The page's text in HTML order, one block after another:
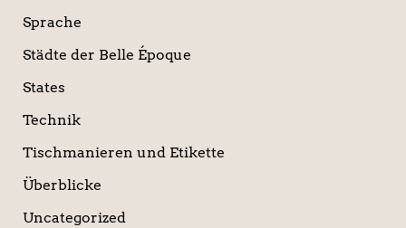
Sprache
Städte der Belle Époque
States
Technik
Tischmanieren und Etikette
Überblicke
Uncategorized